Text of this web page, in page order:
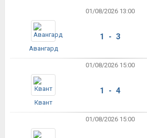
01/08/2026 13:00
Авангард
1 - 3
01/08/2026 15:00
Квант
1 - 4
01/08/2026 15:00